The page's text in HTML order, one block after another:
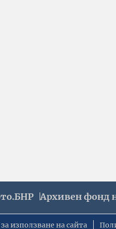
Архивен фонд
използване на сайта